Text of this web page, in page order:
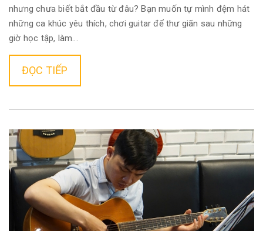
nhưng chưa biết bắt đầu từ đâu? Bạn muốn tự mình đệm hát
những ca khúc yêu thích, chơi guitar để thư giãn sau những
giờ học tập, làm...
ĐỌC TIẾP